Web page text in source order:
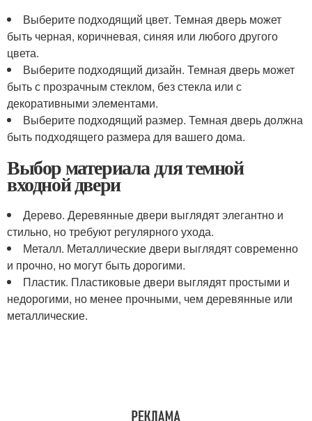
Выберите подходящий цвет. Темная дверь может
быть черная, коричневая, синяя или любого другого
цвета.
Выберите подходящий дизайн. Темная дверь может
быть с прозрачным стеклом, без стекла или с
декоративными элементами.
Выберите подходящий размер. Темная дверь должна
быть подходящего размера для вашего дома.
Выбор материала для темной
входной двери
Дерево. Деревянные двери выглядят элегантно и
стильно, но требуют регулярного ухода.
Металл. Металлические двери выглядят современно
и прочно, но могут быть дорогими.
Пластик. Пластиковые двери выглядят простыми и
недорогими, но менее прочными, чем деревянные или
металлические.